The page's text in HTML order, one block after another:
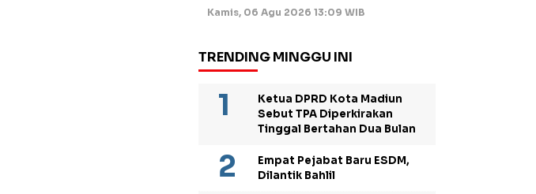
Kamis, 06 Agu 2026 13:09 WIB
TRENDING MINGGU INI
Ketua DPRD Kota Madiun
Sebut TPA Diperkirakan
Tinggal Bertahan Dua Bulan
Empat Pejabat Baru ESDM,
Dilantik Bahlil